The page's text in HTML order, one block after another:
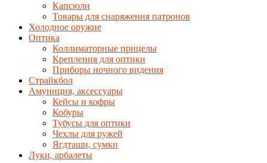
Капсюли
Товары для снаряжения патронов
Холодное оружие
Оптика
Коллиматорные прицелы
Крепления для оптики
Приборы ночного видения
Страйкбол
Амуниция, аксессуары
Кейсы и кофры
Кобуры
Тубусы для оптики
Чехлы для ружей
Ягдташи, сумки
Луки, арбалеты